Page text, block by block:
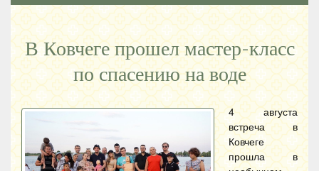
В Ковчеге прошел мастер-класс
по спасению на воде
4 августа
встреча в
Ковчеге
прошла в